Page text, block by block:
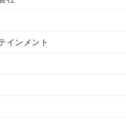
インメント